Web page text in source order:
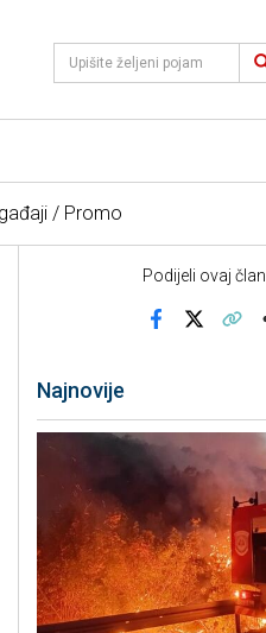
/ Promo
Podijeli ovaj
Najnovije